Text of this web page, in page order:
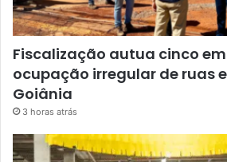
Fiscalização autua cinco
ocupação irregular de ruas
Goiânia
3 horas atrás